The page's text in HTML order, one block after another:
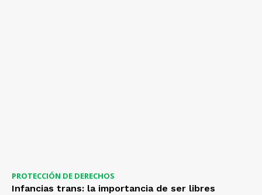
PROTECCIÓN DE DERECHOS
Infancias trans: la importancia de ser libres